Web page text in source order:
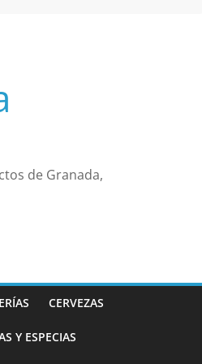
de Granada,
CERVEZAS
Y ESPECIAS